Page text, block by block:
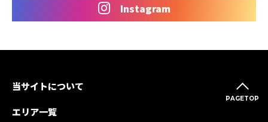
Instagram
PAGETOP
当サイトについて
エリア一覧